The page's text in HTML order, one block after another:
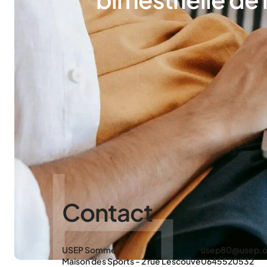
Contact
USEP Somme
Maison des Sports - 2 rue Lescouvé0645520532